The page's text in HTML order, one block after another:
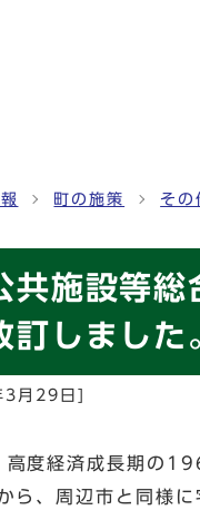
町の施策 その
共施設等総
訂しました
月29日
高度経済成長期の
ら、周辺市と同様に